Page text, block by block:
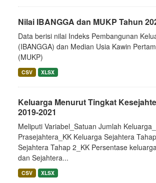
Nilai IBANGGA dan MUKP Tahun
Data berisi nilai Indeks Pembangunan
(IBANGGA) dan Median Usia Kawin
(MUKP)
CSV XLSX
Keluarga Menurut Tingkat
2019-2021
Meliputi Variabel_Satuan Jumlah
Prasejahtera_KK Keluarga Sejahtera
Sejahtera Tahap 2_KK Persentase
dan Sejahtera...
CSV XLSX